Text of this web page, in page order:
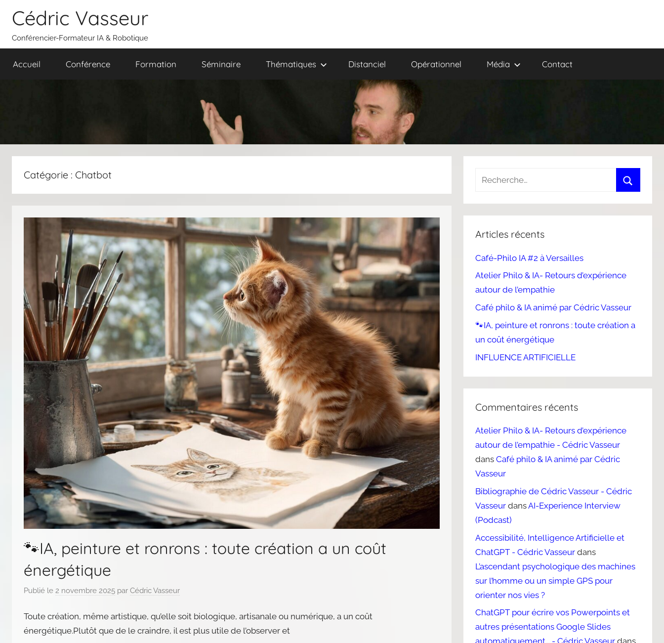
contenu
Cédric Vasseur
Conférencier-Formateur IA & Robotique
Accueil Conférence Formation Séminaire Thématiques Distanciel Opérationnel Média Contact
Catégorie : Chatbot
🐾IA, peinture et ronrons : toute création a un coût
énergétique
Publié le 2 novembre 2025 par Cédric Vasseur
Toute création, même artistique, qu’elle soit biologique, artisanale ou numérique, a un coût
énergétique.Plutôt que de le craindre, il est plus utile de l’observer et
Articles récents
Café-Philo IA #2 à Versailles
Atelier Philo & IA- Retours d’expérience
autour de l’empathie
Café philo & IA animé par Cédric Vasseur
🐾IA, peinture et ronrons : toute création a
un coût énergétique
INFLUENCE ARTIFICIELLE
Commentaires récents
Atelier Philo & IA- Retours d’expérience
autour de l’empathie - Cédric Vasseur
dansCafé philo & IA animé par Cédric
Vasseur
Bibliographie de Cédric Vasseur - Cédric
Vasseur dansAI-Experience Interview
(Podcast)
Accessibilité, Intelligence Artificielle et
ChatGPT - Cédric Vasseur dans
L’ascendant psychologique des machines
sur l’homme ou un simple GPS pour
orienter nos vies ?
ChatGPT pour écrire vos Powerpoints et
autres présentations Google Slides